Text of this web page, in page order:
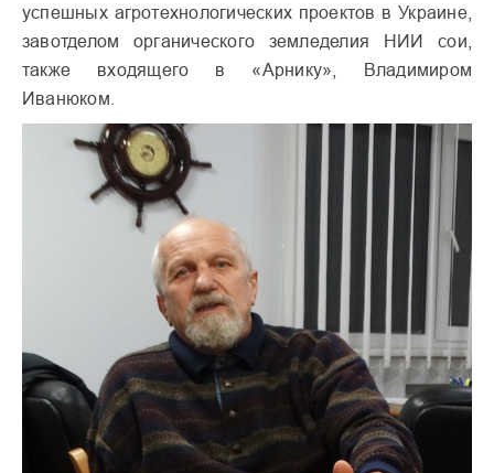
успешных агротехнологических проектов в Украине,
завотделом органического земледелия НИИ сои,
также входящего в «Арнику», Владимиром
Иванюком.